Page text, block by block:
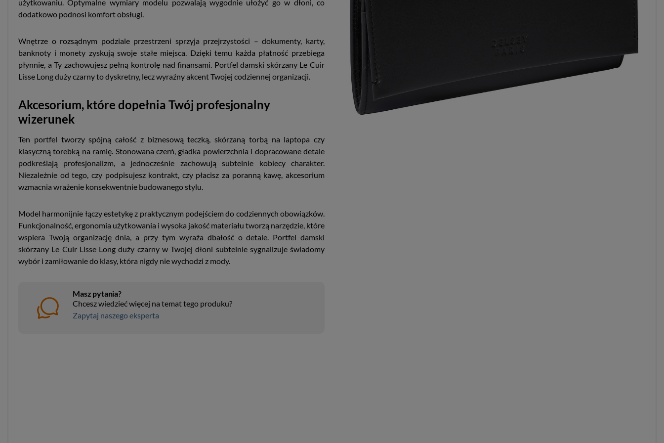
użytkowaniu. Optymalne wymiary modelu pozwalają wygodnie ułożyć go w dłoni, co
dodatkowo podnosi komfort obsługi.
Wnętrze o rozsądnym podziale przestrzeni sprzyja przejrzystości – dokumenty, karty,
banknoty i monety zyskują swoje stałe miejsca. Dzięki temu każda płatność przebiega
płynnie, a Ty zachowujesz pełną kontrolę nad finansami. Portfel damski skórzany Le Cuir
Lisse Long duży czarny to dyskretny, lecz wyraźny akcent Twojej codziennej organizacji.
Akcesorium, które dopełnia Twój profesjonalny
wizerunek
Ten portfel tworzy spójną całość z biznesową teczką, skórzaną torbą na laptopa czy
klasyczną torebką na ramię. Stonowana czerń, gładka powierzchnia i dopracowane detale
podkreślają profesjonalizm, a jednocześnie zachowują subtelnie kobiecy charakter.
Niezależnie od tego, czy podpisujesz kontrakt, czy płacisz za poranną kawę, akcesorium
wzmacnia wrażenie konsekwentnie budowanego stylu.
Model harmonijnie łączy estetykę z praktycznym podejściem do codziennych obowiązków.
Funkcjonalność, ergonomia użytkowania i wysoka jakość materiału tworzą narzędzie, które
wspiera Twoją organizację dnia, a przy tym wyraża dbałość o detale. Portfel damski
skórzany Le Cuir Lisse Long duży czarny w Twojej dłoni subtelnie sygnalizuje świadomy
wybór i zamiłowanie do klasy, która nigdy nie wychodzi z mody.
Masz pytania?
Chcesz wiedzieć więcej na temat tego produku?
Zapytaj naszego eksperta